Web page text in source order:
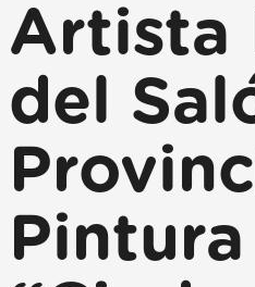
Artista
del
Pintura